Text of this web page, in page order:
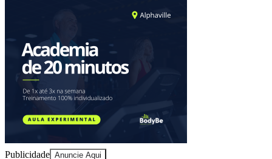
Publicidade Anuncie Aqui